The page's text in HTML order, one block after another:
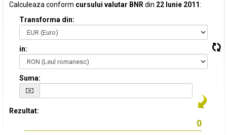
Calculeaza conform cursului valutar BNR din 22 Iunie 2011:
Transforma din:
in:
Suma:
Rezultat: